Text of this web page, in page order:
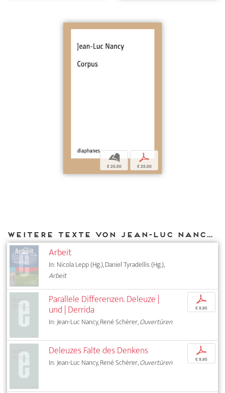
b
€ 20,00
p
€ 25,00
Weitere Texte von Jean-Luc Nancy bei DIAPHANES
Arbeit
In: Nicola Lepp (Hg.), Daniel Tyradellis (Hg.),
Arbeit
Parallele Differenzen. Deleuze |
und | Derrida
In: Jean-Luc Nancy, René Schérer,Ouvertüren
p
€ 9,95
Deleuzes Falte des Denkens
In: Jean-Luc Nancy, René Schérer,Ouvertüren
p
€ 9,95